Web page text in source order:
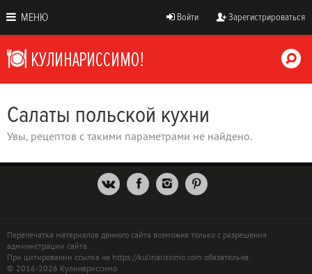
МЕНЮ Войти Зарегистрироваться
Салаты польской кухни
Увы, рецептов с такими параметрами не найдено.
Перепечатка материалов данного сайта возможна только с разрешения
администрации сайта.
При цитировании ссылка на https://kulinarissimo.com обязательна.
© 2016-2026 Кулинариссимо